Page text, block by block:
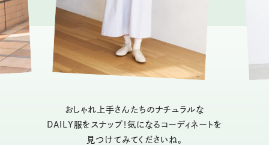
おしゃれ上手さんたちのナチュラルな
DAILY服をスナップ！気になるコーディネートを
見つけてみてくださいね。